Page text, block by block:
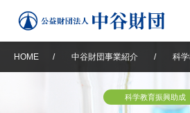
HOME / 中谷財団事業紹介 / 科
科学教育振興助成